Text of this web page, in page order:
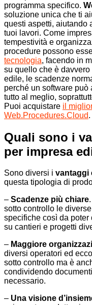
programma specifico.
soluzione unica che ti
questi aspetti, aiutando
tuoi lavori. Come
tempestività e
procedure possono
tecnologia, facendo in
su quello che è
edile, le scadenze
perché un software può
tutto al meglio,
Puoi acquistare il
Web.Procedures.Cloud.
Quali sono i
per impresa
Sono diversi i vantaggi
questa tipologia di
– Scadenze più chiare
sotto controllo le
specifiche così da
su cantieri e progetti
– Maggiore
diversi operatori ed
sotto controllo ma è
condividendo
necessario.
– Una visione